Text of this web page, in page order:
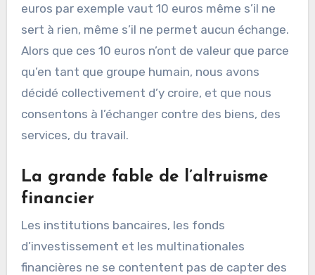
euros par exemple vaut 10 euros même s’il ne
sert à rien, même s’il ne permet aucun échange.
Alors que ces 10 euros n’ont de valeur que parce
qu’en tant que groupe humain, nous avons
décidé collectivement d’y croire, et que nous
consentons à l’échanger contre des biens, des
services, du travail.
La grande fable de l’altruisme
financier
Les institutions bancaires, les fonds
d’investissement et les multinationales
financières ne se contentent pas de capter des